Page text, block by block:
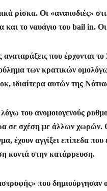
er
ρ
α
σ
τε
ίτ
ρίσκα. Οι «αναποδιές»
και το ναυάγιο του bail in.
αναταράξεις που έρχονται
των κρατικών
ιδιαίτερα αυτών της
του ανομοιογενούς
σε σχέση με άλλων χωρών.
έχουν αγγίξει επίπεδα
κοντά στην κατάρρευση.
που